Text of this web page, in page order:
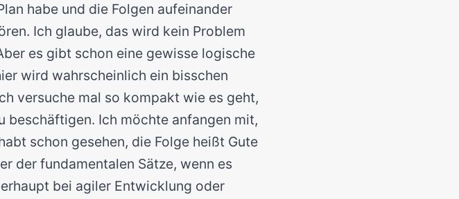
habe und die Folgen aufeinander
Ich glaube, das wird kein Problem
es gibt schon eine gewisse logische
wird wahrscheinlich ein bisschen
versuche mal so kompakt wie es geht,
beschäftigen. Ich möchte anfangen mit,
schon gesehen, die Folge heißt Gute
der fundamentalen Sätze, wenn es
bei agiler Entwicklung oder